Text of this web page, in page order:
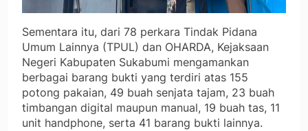
Sementara itu, dari 78 perkara Tindak Pidana
Umum Lainnya (TPUL) dan OHARDA, Kejaksaan
Negeri Kabupaten Sukabumi mengamankan
berbagai barang bukti yang terdiri atas 155
potong pakaian, 49 buah senjata tajam, 23 buah
timbangan digital maupun manual, 19 buah tas, 11
unit handphone, serta 41 barang bukti lainnya.